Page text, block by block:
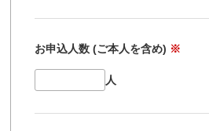
お申込人数 (ご本人を含め) ※
人